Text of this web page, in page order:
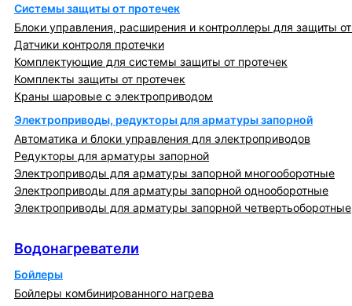
Системы защиты от протечек
Блоки управления, расширения и контроллеры для защиты
Датчики контроля протечки
Комплектующие для системы защиты от протечек
Комплекты защиты от протечек
Краны шаровые с электроприводом
Электроприводы, редукторы для арматуры запорной
Автоматика и блоки управления для электроприводов
Редукторы для арматуры запорной
Электроприводы для арматуры запорной многооборотные
Электроприводы для арматуры запорной однооборотные
Электроприводы для арматуры запорной четвертьоборотные
Водонагреватели
Бойлеры
Бойлеры комбинированного нагрева